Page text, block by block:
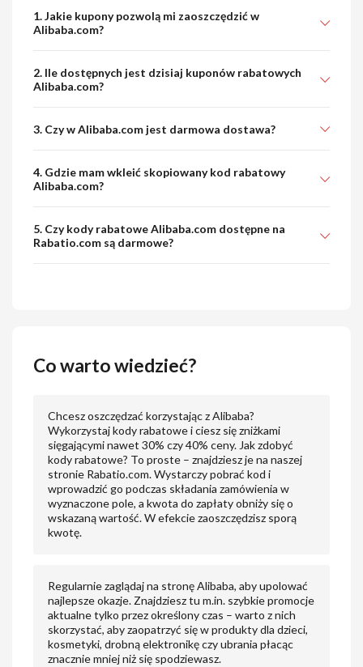
1. Jakie kupony pozwolą mi zaoszczędzić w
Alibaba.com?
2. Ile dostępnych jest dzisiaj kuponów rabatowych
Alibaba.com?
3. Czy w Alibaba.com jest darmowa dostawa?
4. Gdzie mam wkleić skopiowany kod rabatowy
Alibaba.com?
5. Czy kody rabatowe Alibaba.com dostępne na
Rabatio.com są darmowe?
Co warto wiedzieć?
Chcesz oszczędzać korzystając z Alibaba?
Wykorzystaj kody rabatowe i ciesz się zniżkami
sięgającymi nawet 30% czy 40% ceny. Jak zdobyć
kody rabatowe? To proste – znajdziesz je na naszej
stronie Rabatio.com. Wystarczy pobrać kod i
wprowadzić go podczas składania zamówienia w
wyznaczone pole, a kwota do zapłaty obniży się o
wskazaną wartość. W efekcie zaoszczędzisz sporą
kwotę.
Regularnie zaglądaj na stronę Alibaba, aby upolować
najlepsze okazje. Znajdziesz tu m.in. szybkie promocje
aktualne tylko przez określony czas – warto z nich
skorzystać, aby zaopatrzyć się w produkty dla dzieci,
kosmetyki, drobną elektronikę czy ubrania płacąc
znacznie mniej niż się spodziewasz.